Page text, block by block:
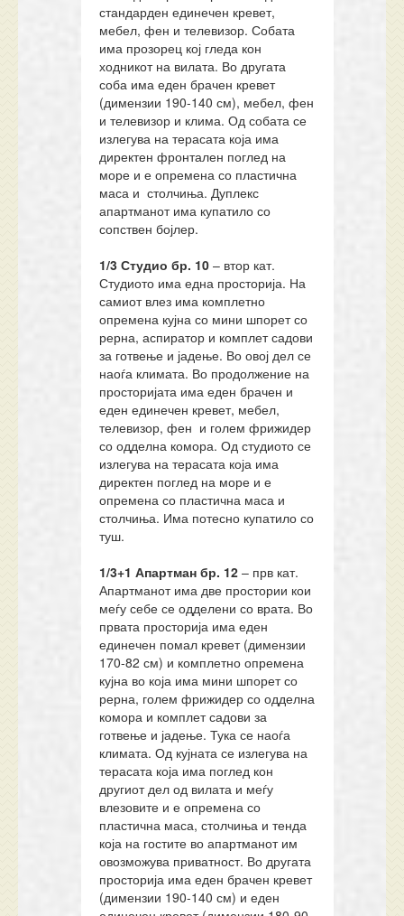
стандарден единечен кревет,
мебел, фен и телевизор. Собата
има прозорец кој гледа кон
ходникот на вилата. Во другата
соба има еден брачен кревет
(димензии 190-140 см), мебел, фен
и телевизор и клима. Од собата се
излегува на терасата која има
директен фронтален поглед на
море и е опремена со пластична
маса и столчиња. Дуплекс
апартманот има купатило со
сопствен бојлер.
1/3 Студио бр. 10 – втор кат.
Студиото има една просторија. На
самиот влез има комплетно
опремена кујна со мини шпорет со
рерна, аспиратор и комплет садови
за готвење и јадење. Во овој дел се
наоѓа климата. Во продолжение на
просторијата има еден брачен и
еден единечен кревет, мебел,
телевизор, фен и голем фрижидер
со одделна комора. Од студиото се
излегува на терасата која има
директен поглед на море и е
опремена со пластична маса и
столчиња. Има потесно купатило со
туш.
1/3+1 Апартман бр. 12 – прв кат.
Апартманот има две простории кои
меѓу себе се одделени со врата. Во
првата просторија има еден
единечен помал кревет (димензии
170-82 см) и комплетно опремена
кујна во која има мини шпорет со
рерна, голем фрижидер со одделна
комора и комплет садови за
готвење и јадење. Тука се наоѓа
климата. Од кујната се излегува на
терасата која има поглед кон
другиот дел од вилата и меѓу
влезовите и е опремена со
пластична маса, столчиња и тенда
која на гостите во апартманот им
овозможува приватност. Во другата
просторија има еден брачен кревет
(димензии 190-140 см) и еден